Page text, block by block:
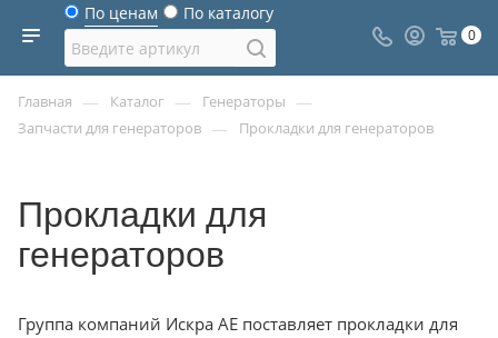
По ценам По каталогу
0
Главная — Каталог — Генераторы —
Запчасти для генераторов — Прокладки для генераторов
Прокладки для
генераторов
Группа компаний Искра АЕ поставляет прокладки для